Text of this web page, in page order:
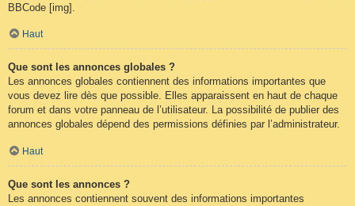
BBCode [img].
Haut
Que sont les annonces globales ?
Les annonces globales contiennent des informations importantes que
vous devez lire dès que possible. Elles apparaissent en haut de chaque
forum et dans votre panneau de l’utilisateur. La possibilité de publier des
annonces globales dépend des permissions définies par l’administrateur.
Haut
Que sont les annonces ?
Les annonces contiennent souvent des informations importantes